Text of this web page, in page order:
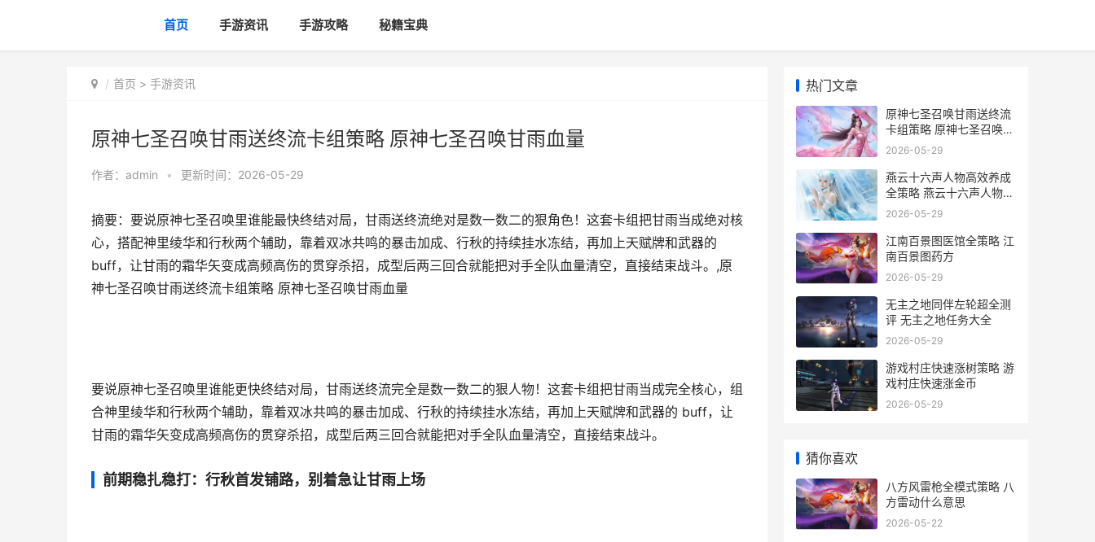
首页 手游资讯 手游攻略 秘籍宝典
首页 > 手游资讯
原神七圣召唤甘雨送终流卡组策略 原神七圣召唤甘雨血量
作者： admin • 更新时间：2026-05-29
摘要：要说原神七圣召唤里谁能最快终结对局，甘雨送终流绝对是数一数二的狠角色！这套卡组把甘雨当成绝对核
心，搭配神里绫华和行秋两个辅助，靠着双冰共鸣的暴击加成、行秋的持续挂水冻结，再加上天赋牌和武器的
buff，让甘雨的霜华矢变成高频高伤的贯穿杀招，成型后两三回合就能把对手全队血量清空，直接结束战斗。,原
神七圣召唤甘雨送终流卡组策略 原神七圣召唤甘雨血量
要说原神七圣召唤里谁能更快终结对局，甘雨送终流完全是数一数二的狠人物！这套卡组把甘雨当成完全核心，组
合神里绫华和行秋两个辅助，靠着双冰共鸣的暴击加成、行秋的持续挂水冻结，再加上天赋牌和武器的 buff，让
甘雨的霜华矢变成高频高伤的贯穿杀招，成型后两三回合就能把对手全队血量清空，直接结束战斗。
前期稳扎稳打：行秋首发铺路，别着急让甘雨上场
热门文章
原神七圣召唤甘雨送终流
卡组策略 原神七圣召唤甘
雨血量
2026-05-29
燕云十六声人物高效养成
全策略 燕云十六声人物大
全
2026-05-29
江南百景图医馆全策略 江
南百景图药方
2026-05-29
无主之地同伴左轮超全测
评 无主之地任务大全
2026-05-29
游戏村庄快速涨树策略 游
戏村庄快速涨金币
2026-05-29
猜你喜欢
八方风雷枪全模式策略 八
方雷动什么意思
2026-05-22